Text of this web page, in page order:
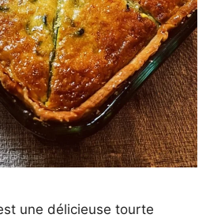
une délicieuse tourte